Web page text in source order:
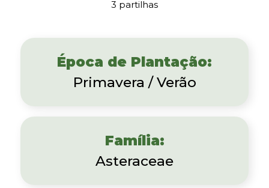
3 partilhas
Época de Plantação:
Primavera / Verão
Família:
Asteraceae